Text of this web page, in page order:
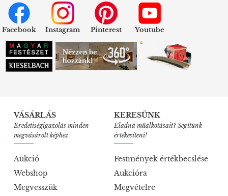
Facebook Instagram Pinterest Youtube
VÁSÁRLÁS
Eredetiségigazolás minden
megvásárolt képhez
Aukció
Webshop
Megvesszük
KERESÜNK
Eladná műalkotásait? Segítünk
értékesíteni!
Festmények értékbecslése
Aukcióra
Megvételre